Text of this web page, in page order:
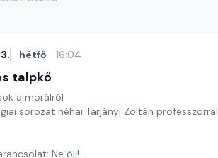
hétfő 16:04
talpkő
a morálról
sorozat néhai Tarjányi Zoltán professzorral
Ne ölj!